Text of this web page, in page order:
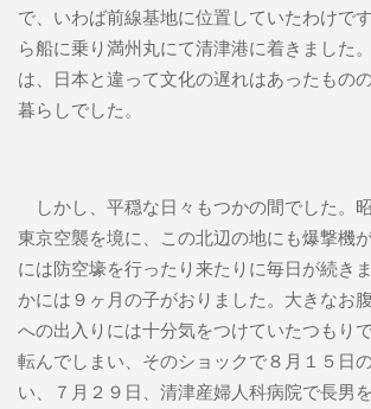
で、いわば前線基地に位置していたわけで
ら船に乗り満州丸にて清津港に着きました
は、日本と違って文化の遅れはあったもの
暮らしでした。
しかし、平穏な日々もつかの間でした。
東京空襲を境に、この北辺の地にも爆撃機
には防空壕を行ったり来たりに毎日が続き
かには９ヶ月の子がおりました。大きなお
への出入りには十分気をつけていたつもり
転んでしまい、そのショックで８月１５日
い、７月２９日、清津産婦人科病院で長男